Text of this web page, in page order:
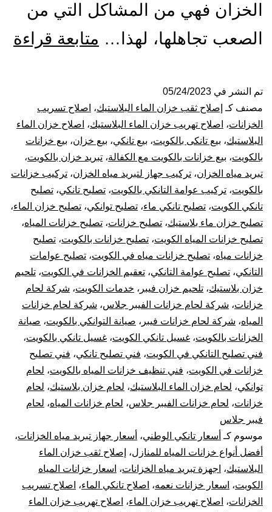
الخزان فهي من المشاكل التي من
الصعب تجاهلها، لهذا… متابعة قراءة
تم النشر في 05/24/2023
مصنف كـ إصلاح ثقب خزان الماء البلاستيك، اصلاح تسريب
الخزانات، اصلاح تهريب خزان الماء البلاستيك، اصلاح خزان الماء
البلاستيك، بيع تانكى بالكويت، بيع تانكي، بيع خزان، بيع خزانات
بالكويت، بيع خزانات بالكويت مع الكفالة، تبريد خزان بالكويت،
تبريد مياه الخزان، تركيب جهاز لتبريد مياه الخزان، تركيب خزانات
بالكويت، تركيب عوامة التانكي بالكويت، تصليح تانكي، تصليح
تانكي الكويت، تصليح تانكي ماء، تصليح توانكي، تصليح خزان الماء،
تصليح خزان ماء بلاستيك، تصليح خزانات، تصليح خزانات المياه،
تصليح خزانات المياه الكويت، تصليح خزانات بالكويت، تصليح
خزانات مياه، تصليح خزانات مياه في الكويت، تصليح عوامات
التانكي، تصليح عوامة التانكي، تعقيم الخزانات في الكويت، تلحيم
خزان بلاستيك، تلحيم خزان فيبر ، خدمات الكويت، شركة لحام
خزانات، شركة لحام خزانات الفيبر جلاس، شركة لحام خزانات
المياه، شركة لحام خزانات فيبر ، صيانة التوانكي بالكويت، صيانة
الخزانات بالكويت، غسيل تانكي الكويت، غسيل تانكي بالكويت،
فني تصليح التانكي في الكويت، فني تصليح تانكي، فني تصليح
خزانات في الكويت، فني تنظيف خزانات المياه بالكويت، لحام
توانكي، لحام خزان الماء البلاستيك، لحام خزان بلاستيك، لحام
خزانات، لحام خزانات الفيبر جلاس، لحام خزانات المياه، لحام
فيبر جلاس
موسوم كـ أسعار تانكي الوطني، أسعار جهاز تبريد مياه الخزانات،
أفضل أنواع خزانات المياه للمنازل، إصلاح ثقب خزان الماء
البلاستيك، اجهزة تبريد مياه الخزانات، اسعار خزانات المياه
الكويت، اسعار خزانات نعمه، اصلاح تانكي الماء، اصلاح تسريب
الخزانات، اصلاح تهريب خزان الماء، اصلاح تهريب خزان الماء